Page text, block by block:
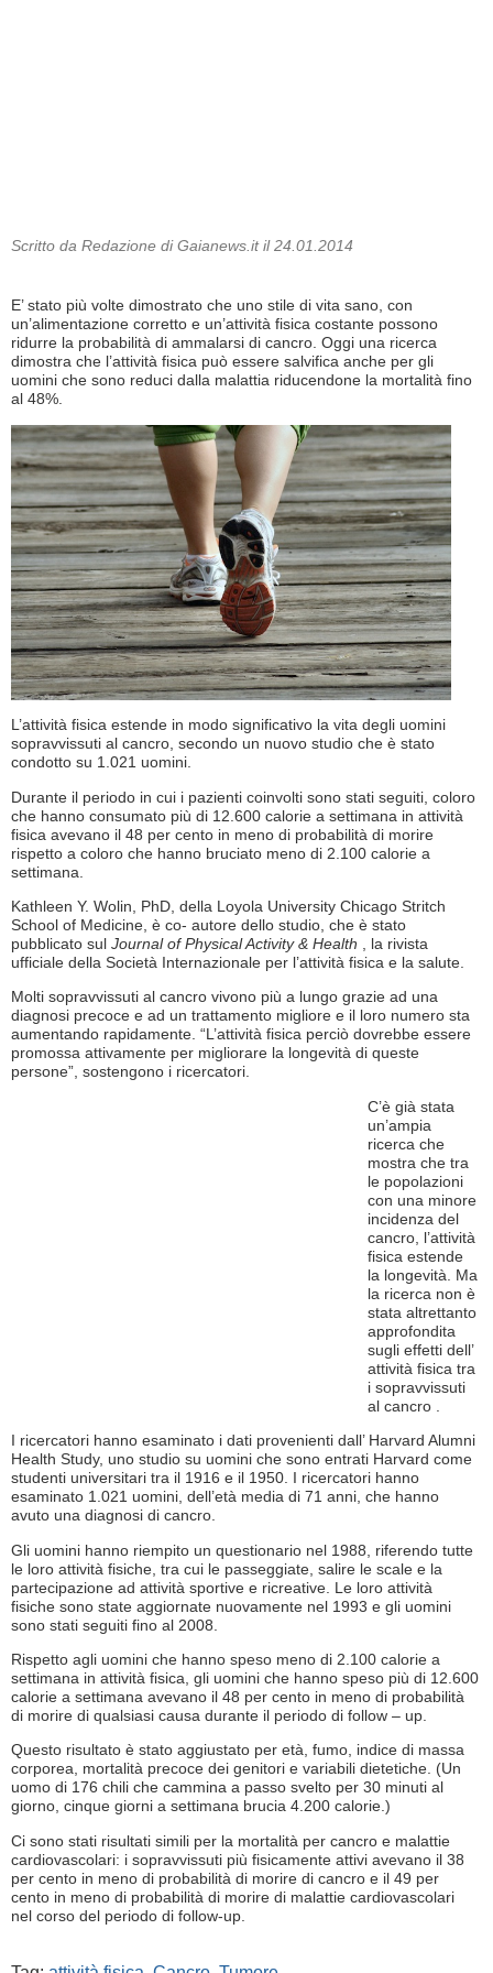
Scritto da Redazione di Gaianews.it il 24.01.2014
E’ stato più volte dimostrato che uno stile di vita sano, con
un’alimentazione corretto e un’attività fisica costante possono
ridurre la probabilità di ammalarsi di cancro. Oggi una ricerca
dimostra che l’attività fisica può essere salvifica anche per gli
uomini che sono reduci dalla malattia riducendone la mortalità fino
al 48%.
L’attività fisica estende in modo significativo la vita degli uomini
sopravvissuti al cancro, secondo un nuovo studio che è stato
condotto su 1.021 uomini.
Durante il periodo in cui i pazienti coinvolti sono stati seguiti, coloro
che hanno consumato più di 12.600 calorie a settimana in attività
fisica avevano il 48 per cento in meno di probabilità di morire
rispetto a coloro che hanno bruciato meno di 2.100 calorie a
settimana.
Kathleen Y. Wolin, PhD, della Loyola University Chicago Stritch
School of Medicine, è co- autore dello studio, che è stato
pubblicato sul Journal of Physical Activity & Health , la rivista
ufficiale della Società Internazionale per l’attività fisica e la salute.
Molti sopravvissuti al cancro vivono più a lungo grazie ad una
diagnosi precoce e ad un trattamento migliore e il loro numero sta
aumentando rapidamente. “L’attività fisica perciò dovrebbe essere
promossa attivamente per migliorare la longevità di queste
persone”, sostengono i ricercatori.
C’è già stata
un’ampia
ricerca che
mostra che tra
le popolazioni
con una minore
incidenza del
cancro, l’attività
fisica estende
la longevità. Ma
la ricerca non è
stata altrettanto
approfondita
sugli effetti dell’
attività fisica tra
i sopravvissuti
al cancro .
I ricercatori hanno esaminato i dati provenienti dall’ Harvard Alumni
Health Study, uno studio su uomini che sono entrati Harvard come
studenti universitari tra il 1916 e il 1950. I ricercatori hanno
esaminato 1.021 uomini, dell’età media di 71 anni, che hanno
avuto una diagnosi di cancro.
Gli uomini hanno riempito un questionario nel 1988, riferendo tutte
le loro attività fisiche, tra cui le passeggiate, salire le scale e la
partecipazione ad attività sportive e ricreative. Le loro attività
fisiche sono state aggiornate nuovamente nel 1993 e gli uomini
sono stati seguiti fino al 2008.
Rispetto agli uomini che hanno speso meno di 2.100 calorie a
settimana in attività fisica, gli uomini che hanno speso più di 12.600
calorie a settimana avevano il 48 per cento in meno di probabilità
di morire di qualsiasi causa durante il periodo di follow – up.
Questo risultato è stato aggiustato per età, fumo, indice di massa
corporea, mortalità precoce dei genitori e variabili dietetiche. (Un
uomo di 176 chili che cammina a passo svelto per 30 minuti al
giorno, cinque giorni a settimana brucia 4.200 calorie.)
Ci sono stati risultati simili per la mortalità per cancro e malattie
cardiovascolari: i sopravvissuti più fisicamente attivi avevano il 38
per cento in meno di probabilità di morire di cancro e il 49 per
cento in meno di probabilità di morire di malattie cardiovascolari
nel corso del periodo di follow-up.